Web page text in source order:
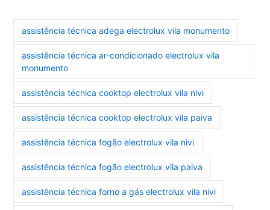
assistência técnica adega electrolux vila monumento
assistência técnica ar-condicionado electrolux vila
monumento
assistência técnica cooktop electrolux vila nivi
assistência técnica cooktop electrolux vila paiva
assistência técnica fogão electrolux vila nivi
assistência técnica fogão electrolux vila paiva
assistência técnica forno a gás electrolux vila nivi